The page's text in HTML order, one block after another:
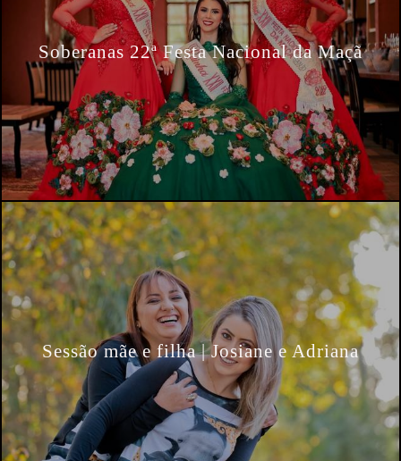
Soberanas 22ª Festa Nacional da Maçã
Sessão mãe e filha | Josiane e Adriana